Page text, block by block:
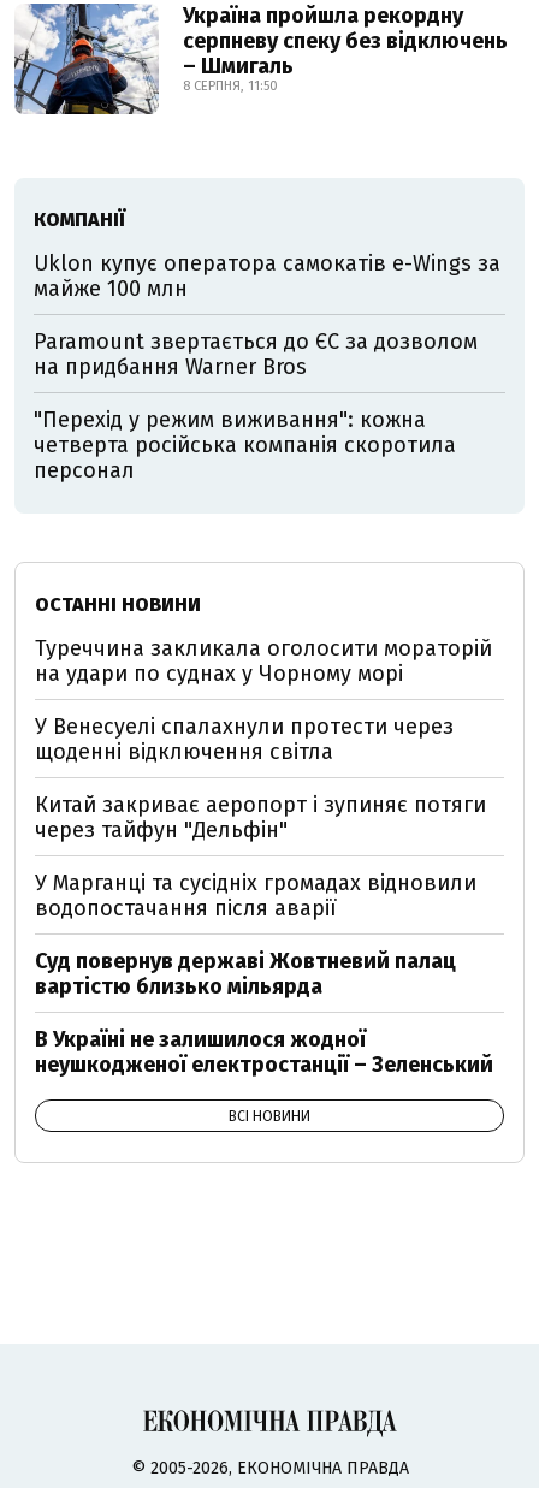
Україна пройшла рекордну
серпневу спеку без відключень
– Шмигаль
8 СЕРПНЯ, 11:50
КОМПАНІЇ
Uklon купує оператора самокатів e-Wings за
майже 100 млн
Paramount звертається до ЄС за дозволом
на придбання Warner Bros
"Перехід у режим виживання": кожна
четверта російська компанія скоротила
персонал
ОСТАННІ НОВИНИ
Туреччина закликала оголосити мораторій
на удари по суднах у Чорному морі
У Венесуелі спалахнули протести через
щоденні відключення світла
Китай закриває аеропорт і зупиняє потяги
через тайфун "Дельфін"
У Марганці та сусідніх громадах відновили
водопостачання після аварії
Суд повернув державі Жовтневий палац
вартістю близько мільярда
В Україні не залишилося жодної
неушкодженої електростанції – Зеленський
ВСІ НОВИНИ
© 2005-2026, ЕКОНОМІЧНА ПРАВДА